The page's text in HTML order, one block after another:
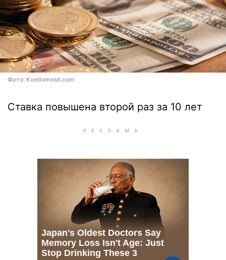
Фото: Kvedomosti.com
Ставка повышена второй раз за 10 лет